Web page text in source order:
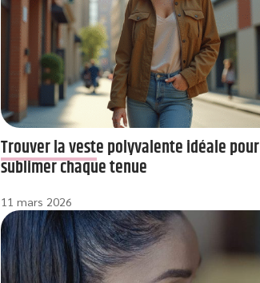
Trouver la veste polyvalente idéale pour
sublimer chaque tenue
11 mars 2026